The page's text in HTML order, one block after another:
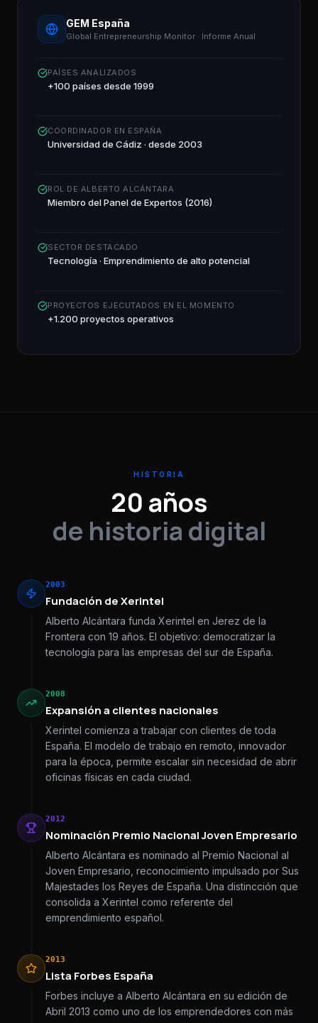
GEM España
Global Entrepreneurship Monitor · Informe Anual
PAÍSES ANALIZADOS
+100 países desde 1999
COORDINADOR EN ESPAÑA
Universidad de Cádiz · desde 2003
ROL DE ALBERTO ALCÁNTARA
Miembro del Panel de Expertos (2016)
SECTOR DESTACADO
Tecnología · Emprendimiento de alto potencial
PROYECTOS EJECUTADOS EN EL MOMENTO
+1.200 proyectos operativos
HISTORIA
20 años
de historia digital
2003
Fundación de Xerintel
Alberto Alcántara funda Xerintel en Jerez de la
Frontera con 19 años. El objetivo: democratizar la
tecnología para las empresas del sur de España.
2008
Expansión a clientes nacionales
Xerintel comienza a trabajar con clientes de toda
España. El modelo de trabajo en remoto, innovador
para la época, permite escalar sin necesidad de abrir
oficinas físicas en cada ciudad.
2012
Nominación Premio Nacional Joven Empresario
Alberto Alcántara es nominado al Premio Nacional al
Joven Empresario, reconocimiento impulsado por Sus
Majestades los Reyes de España. Una distincción que
consolida a Xerintel como referente del
emprendimiento español.
2013
Lista Forbes España
Forbes incluye a Alberto Alcántara en su edición de
Abril 2013 como uno de los emprendedores con más